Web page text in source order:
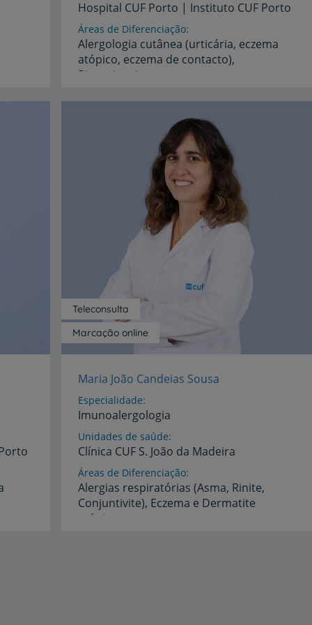
Hospital CUF Porto | Instituto CUF Porto
Áreas de Diferenciação
Alergologia cutânea (urticária, eczema
atópico, eczema de contacto),
Rinossinusite
Marcação online
Teleconsulta
Maria João Candeias Sousa
Especialidade
Imunoalergologia
Unidades de saúde
Clínica CUF S. João da Madeira
Áreas de Diferenciação
Alergias respiratórias (Asma, Rinite,
Conjuntivite), Eczema e Dermatite
atópica,